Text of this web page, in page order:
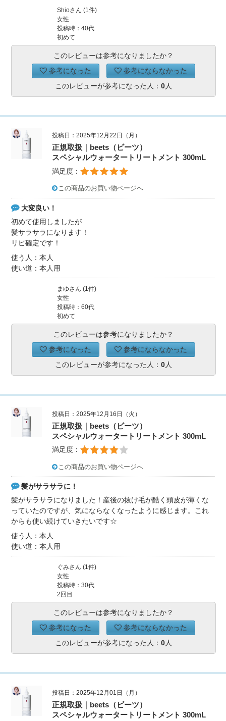
Shioさん (1件)
女性
投稿時：40代
初めて
このレビューは参考になりましたか？
参考になった
参考にならなかった
このレビューが参考になった人： 0人
投稿日：2025年12月22日（月）
正規取扱｜beets（ビーツ）
スペシャルウォータートリートメント 300mL
満足度：
この商品のお買い物ページへ
大変良い！
初めて使用しましたが
髪サラサラになります！
リピ確定です！
使う人：本人
使い道：本人用
まゆさん (1件)
女性
投稿時：60代
初めて
このレビューは参考になりましたか？
参考になった
参考にならなかった
このレビューが参考になった人： 0人
投稿日：2025年12月16日（火）
正規取扱｜beets（ビーツ）
スペシャルウォータートリートメント 300mL
満足度：
この商品のお買い物ページへ
髪がサラサラに！
髪がサラサラになりました！産後の抜け毛が酷く頭皮が薄くな
っていたのですが、気にならなくなったように感じます。これ
からも使い続けていきたいです☆
使う人：本人
使い道：本人用
ぐみさん (1件)
女性
投稿時：30代
2回目
このレビューは参考になりましたか？
参考になった
参考にならなかった
このレビューが参考になった人： 0人
投稿日：2025年12月01日（月）
正規取扱｜beets（ビーツ）
スペシャルウォータートリートメント 300mL